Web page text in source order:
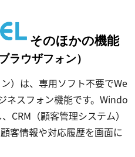
そのほかの機能
ラウザフォン）
）は、専用ソフト不要でWe
ネスフォン機能です。Windo
CRM（顧客管理システム）
客情報や対応履歴を画面に